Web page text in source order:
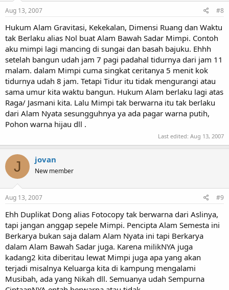
Aug 13, 2007 #8
Hukum Alam Gravitasi, Kekekalan, Dimensi Ruang dan Waktu
tak Berlaku alias Nol buat Alam Bawah Sadar Mimpi. Contoh
aku mimpi lagi mancing di sungai dan basah bajuku. Ehhh
setelah bangun udah jam 7 pagi padahal tidurnya dari jam 11
malam. dalam Mimpi cuma singkat ceritanya 5 menit kok
tidurnya udah 8 jam. Tetapi Tidur itu tidak mengurangi atau
sama umur kita waktu bangun. Hukum Alam berlaku lagi atas
Raga/ Jasmani kita. Lalu Mimpi tak berwarna itu tak berlaku
dari Alam Nyata sesungguhnya ya ada pagar warna putih,
Pohon warna hijau dll .
Last edited: Aug 13, 2007
J jovan
New member
Aug 13, 2007 #9
Ehh Duplikat Dong alias Fotocopy tak berwarna dari Aslinya,
tapi jangan anggap sepele Mimpi. Pencipta Alam Semesta ini
Berkarya bukan saja dalam Alam Nyata ini tapi Berkarya
dalam Alam Bawah Sadar juga. Karena milikNYA juga
kadang2 kita diberitau lewat Mimpi juga apa yang akan
terjadi misalnya Keluarga kita di kampung mengalami
Musibah, ada yang Nikah dll. Semuanya udah Sempurna